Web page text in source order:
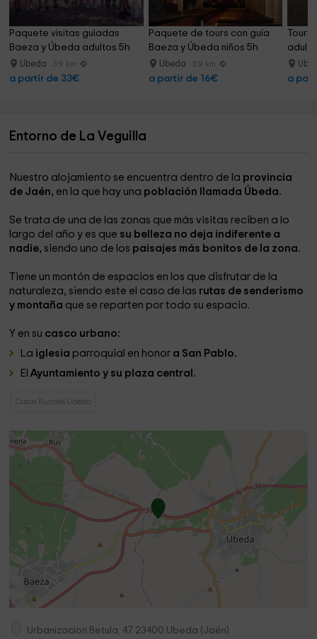
Paquete visitas guiadas
Baeza y Úbeda adultos 5h
Ubeda 3.9 km
a partir de 33€
Paquete de tours con guía
Baeza y Úbeda niños 5h
Ubeda 3.9 km
a partir de 16€
Tour
a
Entorno de La Veguilla
Nuestro alojamiento se encuentra dentro de la provincia
de Jaén, en la que hay una población llamada Úbeda.
Se trata de una de las zonas que más visitas reciben a lo
largo del año y es que su belleza no deja indiferente a
nadie, siendo uno de los paisajes más bonitos de la zona.
Tiene un montón de espacios en los que disfrutar de la
naturaleza, siendo este el caso de las rutas de senderismo
y montaña que se reparten por todo su espacio.
Y en su casco urbano:
La iglesia parroquial en honor a San Pablo.
ElAyuntamiento y su plaza central.
Casas Rurales Ubeda
Urbanizacion Betula, 47 23400 Ubeda (Jaén)